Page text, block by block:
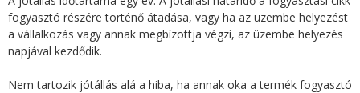
e
l
fogyasztó részére történő átadása, vagy ha az üzembe helyezést
a vállalkozás vagy annak megbízottja végzi, az üzembe helyezés
napjával kezdődik.
Nem tartozik jótállás alá a hiba, ha annak oka a termék fogyasztó